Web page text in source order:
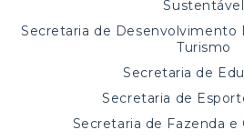
Sustentável
Secretaria de Desenvolvimento
Turismo
Secretaria de
Secretaria de
Secretaria de Fazenda e